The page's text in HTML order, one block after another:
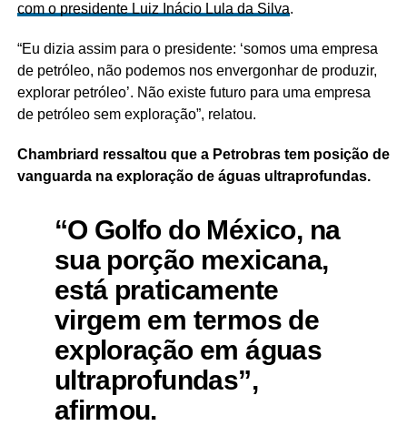
com o presidente Luiz Inácio Lula da Silva.
“Eu dizia assim para o presidente: ‘somos uma empresa
de petróleo, não podemos nos envergonhar de produzir,
explorar petróleo’. Não existe futuro para uma empresa
de petróleo sem exploração”, relatou.
Chambriard ressaltou que a Petrobras tem posição de
vanguarda na exploração de águas ultraprofundas.
“O Golfo do México, na
sua porção mexicana,
está praticamente
virgem em termos de
exploração em águas
ultraprofundas”,
afirmou.